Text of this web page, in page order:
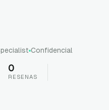
Confidencial
0
RESENAS